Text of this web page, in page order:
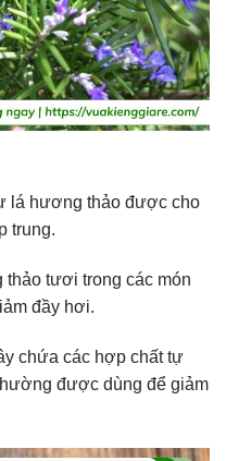
lá hương thảo được cho
trung.
thảo tươi trong các món
đầy hơi.
chứa các hợp chất tự
được dùng để giảm